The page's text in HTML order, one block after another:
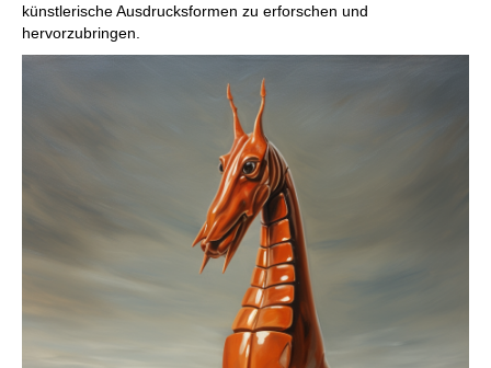
künstlerische Ausdrucksformen zu erforschen und
hervorzubringen.